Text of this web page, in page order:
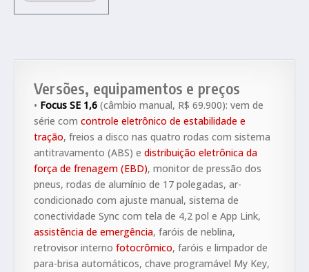
Versões, equipamentos e preços
• Focus SE 1,6 (câmbio manual, R$ 69.900): vem de
série com controle eletrônico de estabilidade e
tração, freios a disco nas quatro rodas com sistema
antitravamento (ABS) e distribuição eletrônica da
força de frenagem (EBD), monitor de pressão dos
pneus, rodas de alumínio de 17 polegadas, ar-
condicionado com ajuste manual, sistema de
conectividade Sync com tela de 4,2 pol e App Link,
assistência de emergência, faróis de neblina,
retrovisor interno fotocrômico, faróis e limpador de
para-brisa automáticos, chave programável My Key,